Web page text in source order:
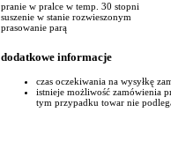
pranie w pralce w temp. 30 stopni
suszenie w stanie rozwieszonym
prasowanie parą
dodatkowe informacje
czas oczekiwania na wysyłkę
istnieje możliwość zamówienia
tym przypadku towar nie